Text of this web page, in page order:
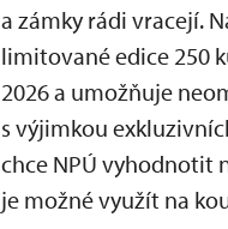
a zámky rádi vracejí.
limitované edice 250
2026 a umožňuje
s výjimkou
chce NPÚ vyhodnotit
je možné využít na